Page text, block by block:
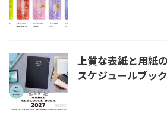
上質な表紙と用紙
スケジュールブッ